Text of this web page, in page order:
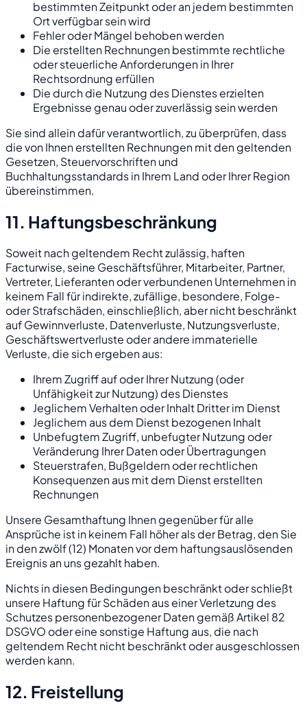
bestimmten Zeitpunkt oder an jedem bestimmten
Ort verfügbar sein wird
Fehler oder Mängel behoben werden
Die erstellten Rechnungen bestimmte rechtliche
oder steuerliche Anforderungen in Ihrer
Rechtsordnung erfüllen
Die durch die Nutzung des Dienstes erzielten
Ergebnisse genau oder zuverlässig sein werden
Sie sind allein dafür verantwortlich, zu überprüfen, dass
die von Ihnen erstellten Rechnungen mit den geltenden
Gesetzen, Steuervorschriften und
Buchhaltungsstandards in Ihrem Land oder Ihrer Region
übereinstimmen.
11. Haftungsbeschränkung
Soweit nach geltendem Recht zulässig, haften
Facturwise, seine Geschäftsführer, Mitarbeiter, Partner,
Vertreter, Lieferanten oder verbundenen Unternehmen in
keinem Fall für indirekte, zufällige, besondere, Folge-
oder Strafschäden, einschließlich, aber nicht beschränkt
auf Gewinnverluste, Datenverluste, Nutzungsverluste,
Geschäftswertverluste oder andere immaterielle
Verluste, die sich ergeben aus:
Ihrem Zugriff auf oder Ihrer Nutzung (oder
Unfähigkeit zur Nutzung) des Dienstes
Jeglichem Verhalten oder Inhalt Dritter im Dienst
Jeglichem aus dem Dienst bezogenen Inhalt
Unbefugtem Zugriff, unbefugter Nutzung oder
Veränderung Ihrer Daten oder Übertragungen
Steuerstrafen, Bußgeldern oder rechtlichen
Konsequenzen aus mit dem Dienst erstellten
Rechnungen
Unsere Gesamthaftung Ihnen gegenüber für alle
Ansprüche ist in keinem Fall höher als der Betrag, den Sie
in den zwölf (12) Monaten vor dem haftungsauslösenden
Ereignis an uns gezahlt haben.
Nichts in diesen Bedingungen beschränkt oder schließt
unsere Haftung für Schäden aus einer Verletzung des
Schutzes personenbezogener Daten gemäß Artikel 82
DSGVO oder eine sonstige Haftung aus, die nach
geltendem Recht nicht beschränkt oder ausgeschlossen
werden kann.
12. Freistellung